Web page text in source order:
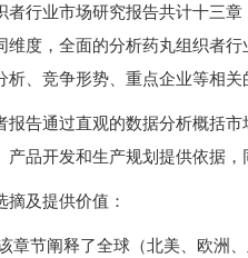
者行业市场研究报告共计十三
维度，全面的分析药丸组织者
析、竞争形势、重点企业等相
报告通过直观的数据分析概括
产品开发和生产规划提供依据，
摘及提供价值：
章节阐释了全球（北美、欧洲